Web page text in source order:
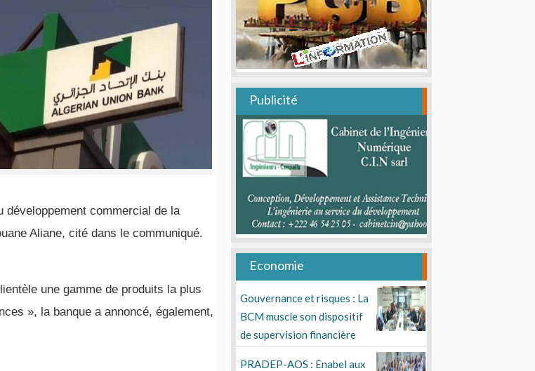
Publicité
Economie
Gouvernance et risques : La
BCM muscle son dispositif
de supervision financière
PRADEP-AOS : Enabel aux
développement commercial de la
Aliane, cité dans le communiqué.
une gamme de produits la plus
», la banque a annoncé, également,